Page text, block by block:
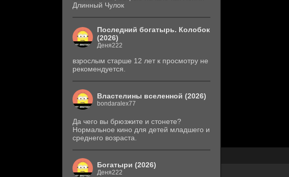
Длинный Чулок
Последний богатырь. Колобок
(2026)
Деня222
взрослым старше 12 лет к просмотру не
рекомендуется.
Властелины вселенной (2026)
bondaralex77
Да чего вы брюзжите и стонете?
Нормальное кино для детей младшего и
среднего возраста.
Богатыри (2026)
Деня222